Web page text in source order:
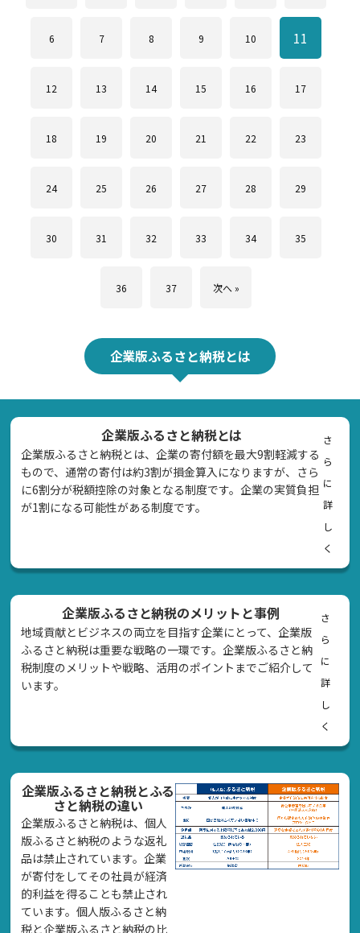
6 7 8 9 10 11
12 13 14 15 16 17
18 19 20 21 22 23
24 25 26 27 28 29
30 31 32 33 34 35
36 37 次へ »
企業版ふるさと納税とは
企業版ふるさと納税とは
企業版ふるさと納税とは、企業の寄付額を最大9割軽減する
もので、通常の寄付は約3割が損金算入になりますが、さら
に6割分が税額控除の対象となる制度です。企業の実質負担
が1割になる可能性がある制度です。
さ
ら
に
詳
し
く
企業版ふるさと納税のメリットと事例
地域貢献とビジネスの両立を目指す企業にとって、企業版
ふるさと納税は重要な戦略の一環です。企業版ふるさと納
税制度のメリットや戦略、活用のポイントまでご紹介して
います。
さ
ら
に
詳
し
く
企業版ふるさと納税とふる
さと納税の違い
企業版ふるさと納税は、個人
版ふるさと納税のような返礼
品は禁止されています。企業
が寄付をしてその社員が経済
的利益を得ることも禁止され
ています。個人版ふるさと納
税と企業版ふるさと納税の比